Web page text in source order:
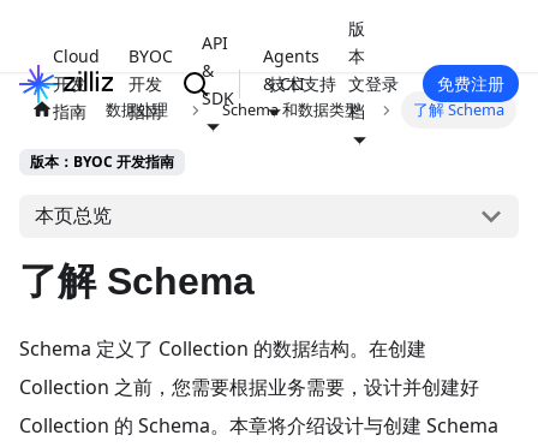
Cloud
开发
指南
BYOC
开发
指南
API
&
SDK
Agents
& CLI
版
本
文
档
技术支持 登录 免费注册
数据处理 Schema 和数据类型 了解 Schema
版本：BYOC 开发指南
本页总览
了解 Schema
Schema 定义了 Collection 的数据结构。在创建
Collection 之前，您需要根据业务需要，设计并创建好
Collection 的 Schema。本章将介绍设计与创建 Schema